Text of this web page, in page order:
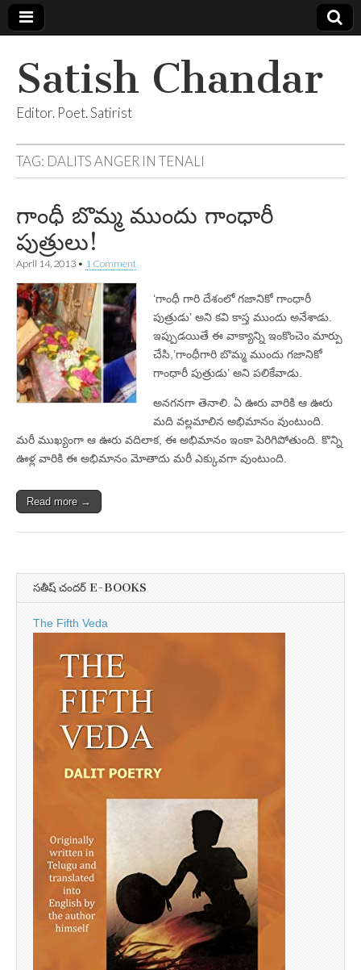
Satish Chandar
Editor. Poet. Satirist
TAG: DALITS ANGER IN TENALI
గాంధీ బొమ్మ ముందు గాంధారీ
పుత్రులు!
April 14, 2013 • 1 Comment
‘గాంధీ గారి దేశంలో గజానికో గాంధారీ
పుత్రుడు’ అని కవి కాస్త ముందు అనేశాడు.
ఇప్పుడయితే ఈ వాక్యాన్ని ఇంకొంచెం మార్పు
చేసి,’గాంధీగారి బొమ్మ ముందు గజానికో
గాంధారీ పుత్రుడు’ అని పలికేవాడు.
అనగనగా తెనాలి. ఏ ఊరు వారికి ఆ ఊరు
మది వల్లమాలిన అభిమానం వుంటుంది.
మరీ ముఖ్యంగా ఆ ఊరు వదిలాక, ఈ అభిమానం ఇంకా పెరిగిపోతుంది. కొన్ని
ఊళ్ల వారికి ఈ అభిమానం మోతాదు మరీ ఎక్కువగా వుంటుంది.
Read more →
సతీష్ చందర్ E-BOOKS
The Fifth Veda